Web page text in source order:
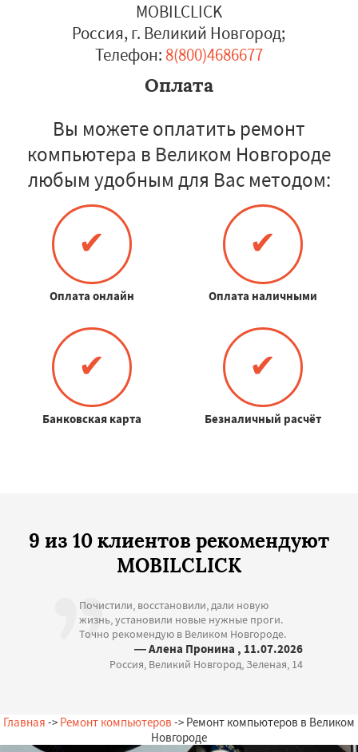
MOBILCLICK
Россия, г. Великий Новгород;
Телефон: 8(800)4686677
Оплата
Вы можете оплатить ремонт
компьютера в Великом Новгороде
любым удобным для Вас методом:
✔
Оплата онлайн
✔
Оплата наличными
✔
Банковская карта
✔
Безналичный расчёт
9 из 10 клиентов рекомендуют
MOBILCLICK
Почистили, восстановили, дали новую
жизнь, установили новые нужные проги.
Точно рекомендую в Великом Новгороде.
— Алена Пронина , 11.07.2026
Россия, Великий Новгород, Зеленая, 14
Главная -> Ремонт компьютеров -> Ремонт компьютеров в Великом
Новгороде